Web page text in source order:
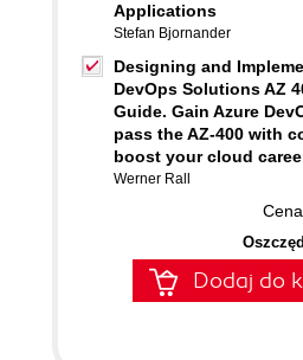
Applications
Stefan Bjornander
Designing and
DevOps Solutions AZ
Guide. Gain Azure
pass the AZ-400 with
boost your cloud
Werner Rall
Dodaj do